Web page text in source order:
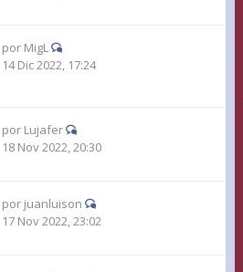
por MigL
14 Dic 2022, 17:24
por Lujafer
18 Nov 2022, 20:30
por juanluison
17 Nov 2022, 23:02